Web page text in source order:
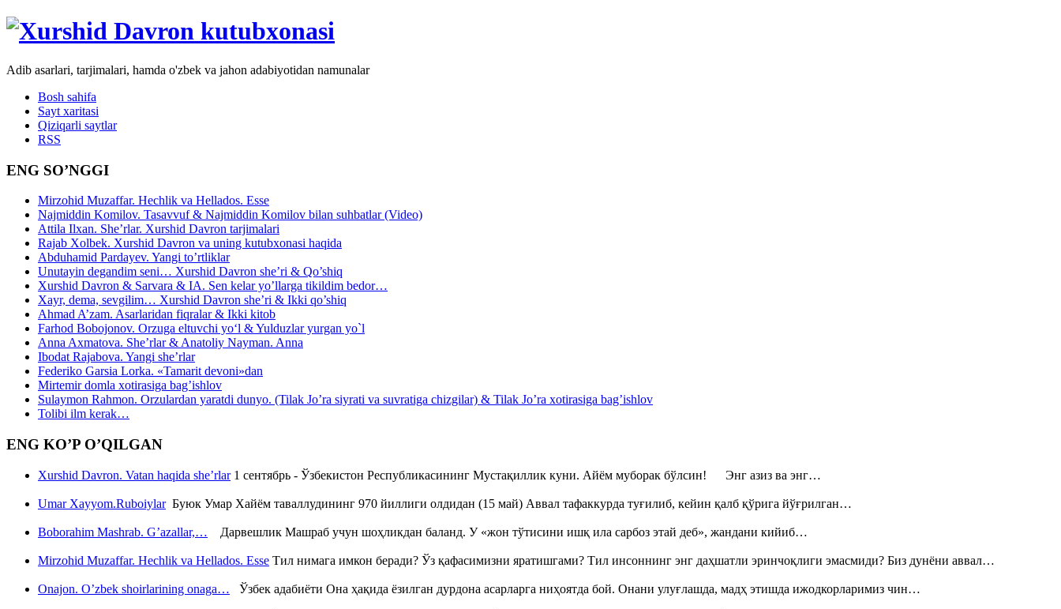
Adib asarlari, tarjimalari, hamda o'zbek va jahon adabiyotidan namunalar
Bosh sahifa
Sayt xaritasi
Qiziqarli saytlar
RSS
ENG SO’NGGI
Mirzohid Muzaffar. Hechlik va Hellados. Esse
Najmiddin Komilov. Tasavvuf & Najmiddin Komilov bilan suhbatlar (Video)
Attila Ilxan. She’rlar. Xurshid Davron tarjimalari
Rajab Xolbek. Xurshid Davron va uning kutubxonasi haqida
Abduhamid Pardayev. Yangi to’rtliklar
Unutayin degandim seni… Xurshid Davron she’ri & Qo’shiq
Xurshid Davron & Sarvara & IA. Sen kelar yo’llarga tikildim bedor…
Xayr, dema, sevgilim… Xurshid Davron she’ri & Ikki qo’shiq
Ahmad A’zam. Asarlaridan fiqralar & Ikki kitob
Farhod Bobojonov. Orzuga eltuvchi yo‘l & Yulduzlar yurgan yo`l
Anna Axmatova. She’rlar & Anatoliy Nayman. Anna
Ibodat Rajabova. Yangi she’rlar
Federiko Garsia Lorka. «Tamarit devoni»dan
Mirtemir domla xotirasiga bag’ishlov
Sulaymon Rahmon. Orzulardan yaratdi dunyo. (Tilak Jo’ra siyrati va suvratiga chizgilar) & Tilak Jo’ra xotirasiga bag’ishlov
Tolibi ilm kerak…
ENG KO’P O’QILGAN
Xurshid Davron. Vatan haqida she’rlar1 сентябрь - Ўзбекистон Республикасининг Мустақиллик куни. Айём муборак бўлсин! Энг азиз ва энг…
Umar Xayyom.RuboiylarБуюк Умар Хайём таваллудининг 970 йиллиги олдидан (15 май) Аввал тафаккурда туғилиб, кейин қалб қўрига йўғрилган…
Boborahim Mashrab. G’azallar,… Дарвешлик Машраб учун шоҳликдан баланд. У «жон тўтисини ишқ ила сарбоз этай деб», жандани кийиб…
Mirzohid Muzaffar. Hechlik va Hellados. Esse Тил нимага имкон беради? Ўз қафасимизни яратишгами? Тил инсоннинг энг даҳшатли эринчоқлиги эмасмиди? Биз дунёни аввал…
Onajon. O’zbek shoirlarining onaga… Ўзбек адабиёти Она ҳақида ёзилган дурдона асарларга ниҳоятда бой. Онани улуғлашда, мадҳ этишда ижодкорларимиз чин…